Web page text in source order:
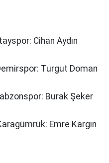
Cihan Aydın
Turgut Doman
Burak Şeker
Emre Kargın